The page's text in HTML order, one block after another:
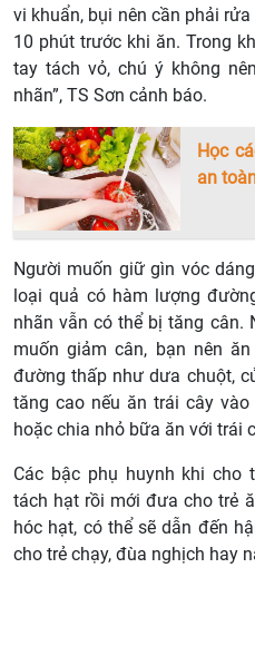
vi khuẩn, bụi nên cần phải
10 phút trước khi ăn. Trong
tay tách vỏ, chú ý không
nhãn”, TS Sơn cảnh báo.
Học
an
Người muốn giữ gìn vóc
loại quả có hàm lượng
nhãn vẫn có thể bị tăng cân.
muốn giảm cân, bạn nên
đường thấp như dưa chuột,
tăng cao nếu ăn trái cây
hoặc chia nhỏ bữa ăn với trái
Các bậc phụ huynh khi cho
tách hạt rồi mới đưa cho trẻ
hóc hạt, có thể sẽ dẫn đến
cho trẻ chạy, đùa nghịch hay